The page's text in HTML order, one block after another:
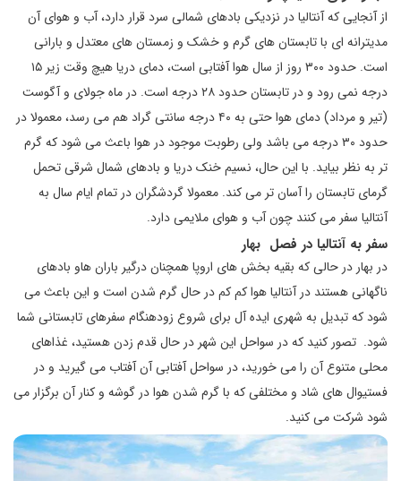
از آنجایی که آنتالیا در نزدیکی بادهای شمالی سرد قرار دارد، آب و هوای آن
مدیترانه ای با تابستان های گرم و خشک و زمستان های معتدل و بارانی
است. حدود ۳۰۰ روز از سال هوا آفتابی است، دمای دریا هیچ وقت زیر ۱۵
درجه نمی رود و در تابستان حدود ۲۸ درجه است. در ماه جولای و آگوست
(تیر و مرداد) دمای هوا حتی به ۴۰ درجه سانتی گراد هم می رسد، معمولا در
حدود ۳۰ درجه می باشد ولی رطوبت موجود در هوا باعث می شود که گرم
تر به نظر بیاید. با این حال، نسیم خنک دریا و بادهای شمال شرقی تحمل
گرمای تابستان را آسان تر می کند. معمولا گردشگران در تمام ایام سال به
آنتالیا سفر می کنند چون آب و هوای ملایمی دارد.
سفر به آنتالیا در فصل بهار
در بهار در حالی که بقیه بخش های اروپا همچنان درگیر باران هاو بادهای
ناگهانی هستند در آنتالیا هوا کم کم در حال گرم شدن است و این باعث می
شود که تبدیل به شهری ایده آل برای شروع زودهنگام سفرهای تابستانی شما
شود. تصور کنید که در سواحل این شهر در حال قدم زدن هستید، غذاهای
محلی متنوع آن را می خورید، در سواحل آفتابی آن آفتاب می گیرید و در
فستیوال های شاد و مختلفی که با گرم شدن هوا در گوشه و کنار آن برگزار می
شود شرکت می کنید.